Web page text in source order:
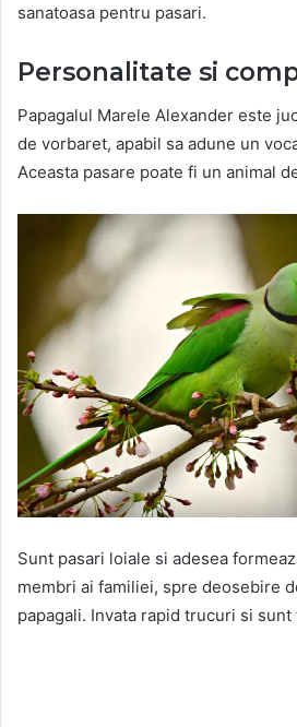
sanatoasa pentru pasari.
Personalitate si
Papagalul Marele Alexander este
de vorbaret, apabil sa adune un
Aceasta pasare poate fi un animal
Sunt pasari loiale si adesea
membri ai familiei, spre deosebire
papagali. Invata rapid trucuri si